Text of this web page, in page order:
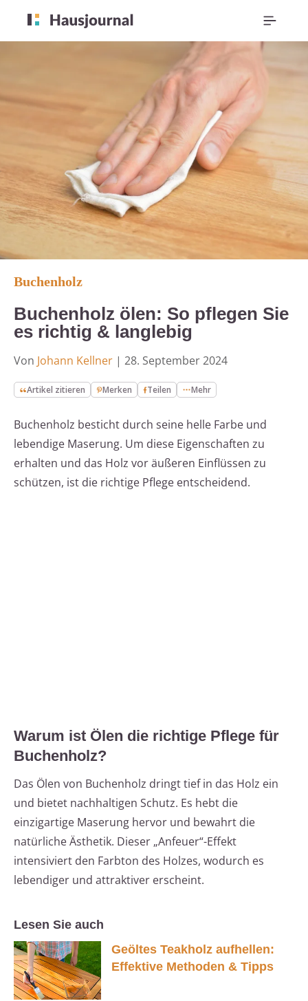
Buchenholz
Buchenholz ölen: So pflegen Sie
es richtig & langlebig
Von Johann Kellner | 28. September 2024
Artikel zitieren Merken Teilen Mehr
Buchenholz besticht durch seine helle Farbe und
lebendige Maserung. Um diese Eigenschaften zu
erhalten und das Holz vor äußeren Einflüssen zu
schützen, ist die richtige Pflege entscheidend.
Warum ist Ölen die richtige Pflege für
Buchenholz?
Das Ölen von Buchenholz dringt tief in das Holz ein
und bietet nachhaltigen Schutz. Es hebt die
einzigartige Maserung hervor und bewahrt die
natürliche Ästhetik. Dieser „Anfeuer“-Effekt
intensiviert den Farbton des Holzes, wodurch es
lebendiger und attraktiver erscheint.
Lesen Sie auch
Geöltes Teakholz aufhellen:
Effektive Methoden & Tipps